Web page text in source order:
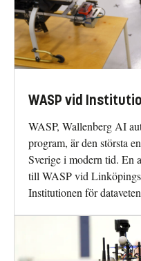
WASP vid
WASP, Wallenberg AI
program, är den största
Sverige i modern tid. En
till WASP vid
Institutionen för